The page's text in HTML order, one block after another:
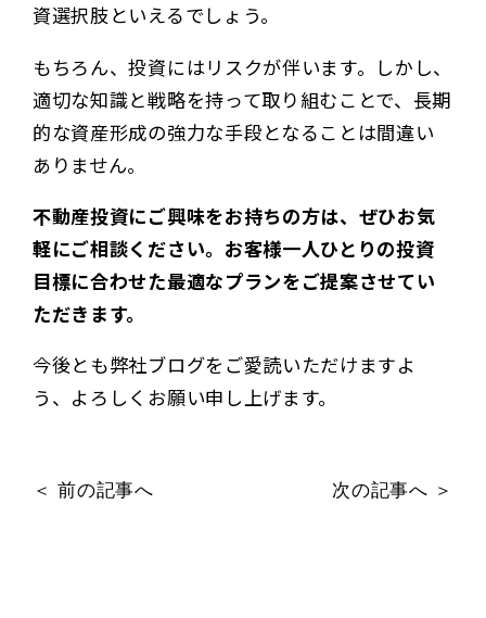
資選択肢といえるでしょう。
もちろん、投資にはリスクが伴います。しかし、
適切な知識と戦略を持って取り組むことで、長期
的な資産形成の強力な手段となることは間違い
ありません。
不動産投資にご興味をお持ちの方は、ぜひお気
軽にご相談ください。お客様一人ひとりの投資
目標に合わせた最適なプランをご提案させてい
ただきます。
今後とも弊社ブログをご愛読いただけますよ
う、よろしくお願い申し上げます。
＜ 前の記事へ 次の記事へ ＞